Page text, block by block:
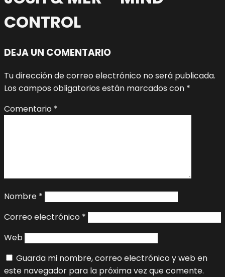
CONTROL
DEJA UN COMENTARIO
Tu dirección de correo electrónico no será publicada.
Los campos obligatorios están marcados con *
Comentario *
Nombre *
Correo electrónico *
Web
Guarda mi nombre, correo electrónico y web en
este navegador para la próxima vez que comente.